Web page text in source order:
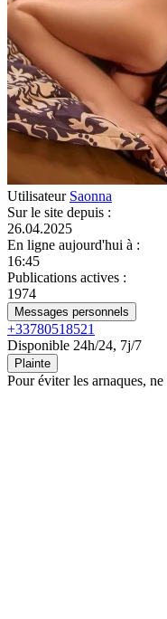
Utilisateur Saonna
Sur le site depuis :
26.04.2025
En ligne aujourd'hui à :
16:45
Publications actives :
1974
Messages personnels
+33780518521
Disponible 24h/24, 7j/7
Plainte
Pour éviter les arnaques,